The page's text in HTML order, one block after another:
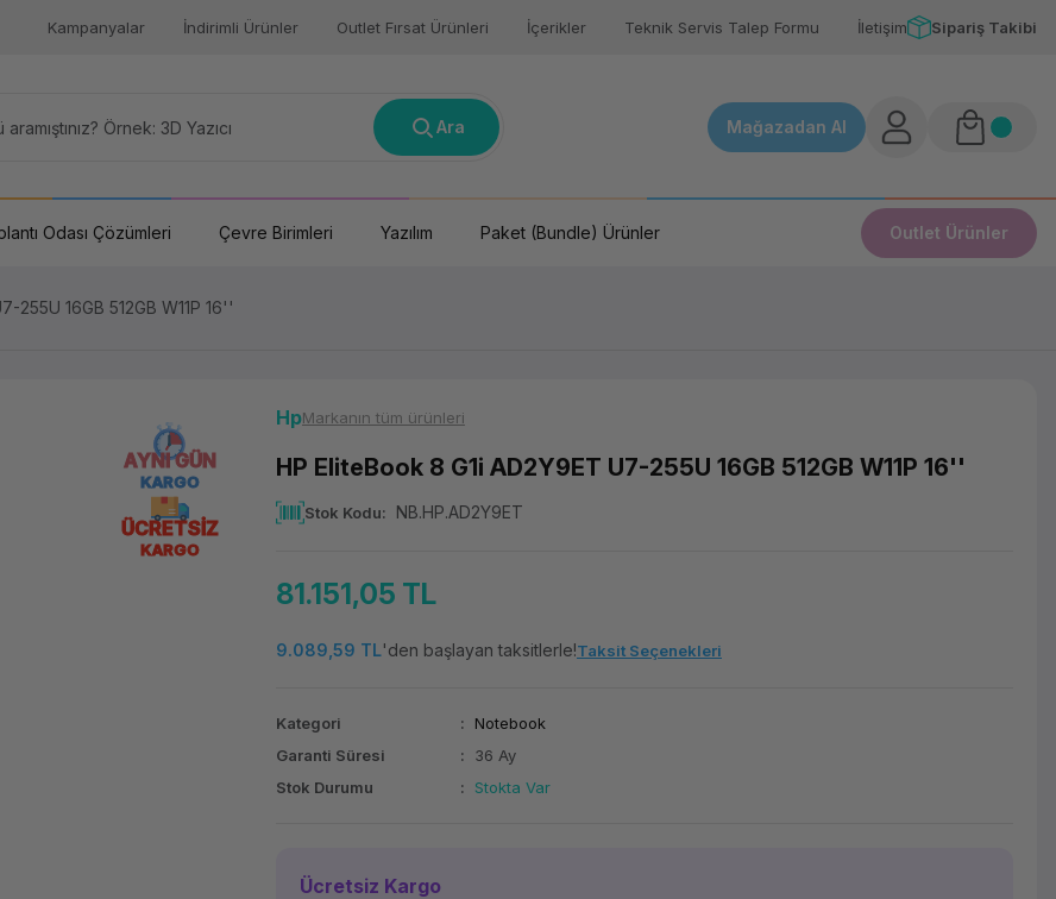
Kampanyalar İndirimli Ürünler Outlet Fırsat Ürünleri İçerikler Teknik Servis Talep Formu İletişim Sipariş Takibi
Ara Mağazadan Al
Odası Çözümleri Çevre Birimleri Yazılım Paket (Bundle) Ürünler Outlet Ürünler
255U 16GB 512GB W11P 16''
AYNI GÜN
KARGO
ÜCRETSİZ
KARGO
HpMarkanın tüm ürünleri
HP EliteBook 8 G1i AD2Y9ET U7-255U 16GB 512GB W11P 16''
Stok Kodu NB.HP.AD2Y9ET
81.151,05 TL
9.089,59 TL'den başlayan taksitlerle!Taksit Seçenekleri
Kategori
Notebook
Garanti Süresi
36 Ay
Stok Durumu
Stokta Var
Ücretsiz Kargo